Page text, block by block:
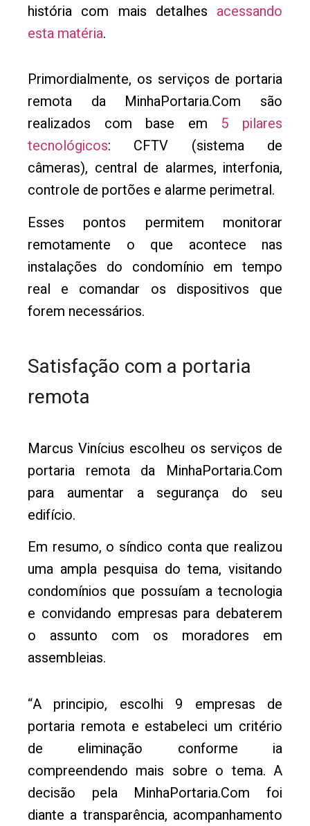
história com mais detalhes acessando
esta matéria.
Primordialmente, os serviços de portaria
remota da MinhaPortaria.Com são
realizados com base em 5 pilares
tecnológicos: CFTV (sistema de
câmeras), central de alarmes, interfonia,
controle de portões e alarme perimetral.
Esses pontos permitem monitorar
remotamente o que acontece nas
instalações do condomínio em tempo
real e comandar os dispositivos que
forem necessários.
Satisfação com a portaria
remota
Marcus Vinícius escolheu os serviços de
portaria remota da MinhaPortaria.Com
para aumentar a segurança do seu
edifício.
Em resumo, o síndico conta que realizou
uma ampla pesquisa do tema, visitando
condomínios que possuíam a tecnologia
e convidando empresas para debaterem
o assunto com os moradores em
assembleias.
“A principio, escolhi 9 empresas de
portaria remota e estabeleci um critério
de eliminação conforme ia
compreendendo mais sobre o tema. A
decisão pela MinhaPortaria.Com foi
diante a transparência, acompanhamento